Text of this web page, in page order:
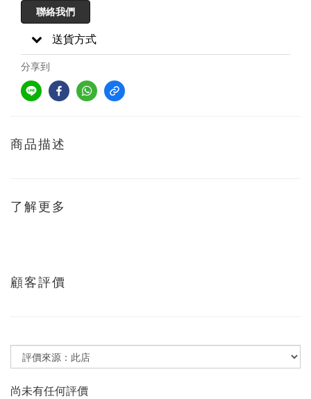
聯絡我們
送貨方式
分享到
商品描述
了解更多
顧客評價
尚未有任何評價